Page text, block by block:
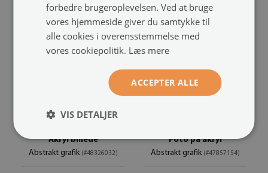
Akryl billede
Abstrakt grafik (#48326032)
Foto på akryl
Abstrakt grafik (#47857154)
forbedre brugeroplevelsen. Ved at bruge
vores hjemmeside giver du samtykke til
alle cookies i overensstemmelse med
vores cookiepolitik. Læs mere
ACCEPTER ALLE
VIS DETALJER